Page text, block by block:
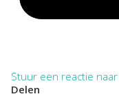
Stuur een reactie
Delen